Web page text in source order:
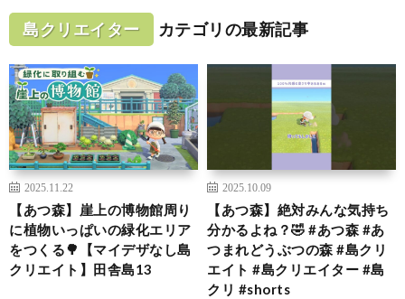
島クリエイター カテゴリの最新記事
2025.11.22
【あつ森】崖上の博物館周り
に植物いっぱいの緑化エリア
をつくる🌳【マイデザなし島
クリエイト】田舎島13
2025.10.09
【あつ森】絶対みんな気持ち
分かるよね？🤣 #あつ森 #あ
つまれどうぶつの森 #島クリ
エイト #島クリエイター #島
クリ #shorts